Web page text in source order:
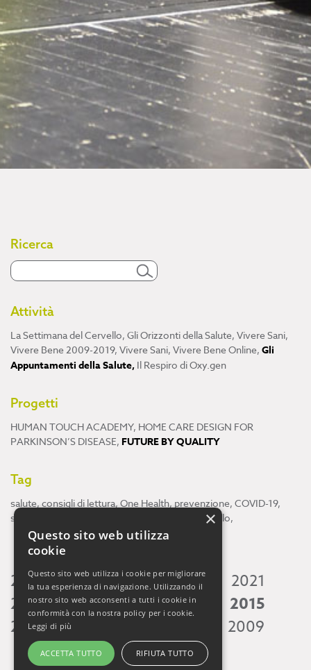
Ricerca
Attività
La Settimana del Cervello, Gli Orizzonti della Salute, Vivere Sani,
Vivere Bene 2009-2019, Vivere Sani, Vivere Bene Online, Gli
Appuntamenti della Salute, Il Respiro di Oxy.gen
Progetti
HUMAN TOUCH ACADEMY, HOME CARE DESIGN FOR
PARKINSON’S DISEASE, FUTURE BY QUALITY
Tag
salute, consigli di lettura, One Health, prevenzione, COVID-19,
scienza
cervello,
2026 2025 2024 2023 2022
2021
2020 2019 2018 2017 2016
2015
2014 2013 2009
×
Questo sito web utilizza
cookie
Questo sito web utilizza i cookie per migliorare
la tua esperienza di navigazione. Utilizzando il
nostro sito web acconsenti a tutti i cookie in
conformità con la nostra policy per i cookie.
Leggi di più
ACCETTA TUTTO RIFIUTA TUTTO